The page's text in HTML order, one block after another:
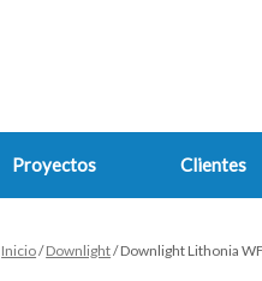
Proyectos Clientes
Inicio/Downlight/ Downlight Lithonia